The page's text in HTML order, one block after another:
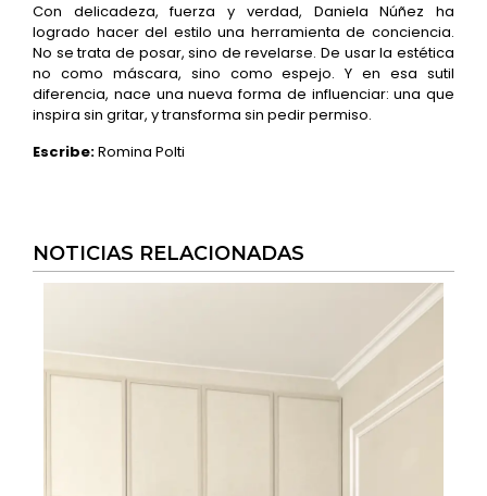
Con delicadeza, fuerza y verdad, Daniela Núñez ha
logrado hacer del estilo una herramienta de conciencia.
No se trata de posar, sino de revelarse. De usar la estética
no como máscara, sino como espejo. Y en esa sutil
diferencia, nace una nueva forma de influenciar: una que
inspira sin gritar, y transforma sin pedir permiso.
Escribe:Romina Polti
NOTICIAS RELACIONADAS